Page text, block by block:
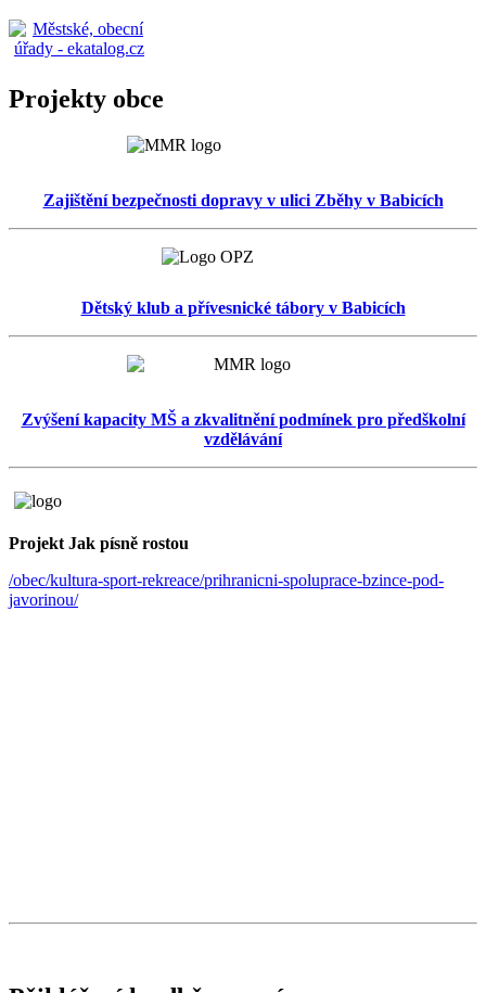
Projekty obce
Zajištění bezpečnosti dopravy v ulici Zběhy v Babicích
Dětský klub a přívesnické tábory v Babicích
Zvýšení kapacity MŠ a zkvalitnění podmínek pro předškolní
vzdělávání
Projekt Jak písně rostou
/obec/kultura-sport-rekreace/prihranicni-spoluprace-bzince-pod-
javorinou/